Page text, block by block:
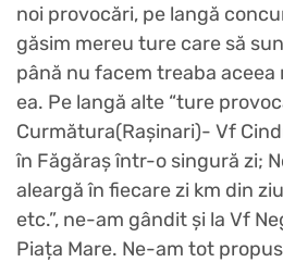
noi provocări, pe langă
găsim mereu ture care să
până nu facem treaba aceea
ea. Pe langă alte “ture
Curmătura(Rașinari)- Vf
în Făgăraș într-o singură zi;
aleargă în fiecare zi km din
etc.”, ne-am gândit și la Vf
Piața Mare. Ne-am tot